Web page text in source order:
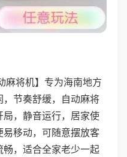
麻将机】专为海南地方
节奏舒缓，自动麻将
，静音运行，居家使
移动，可随意摆放客
，适合全家老少一起